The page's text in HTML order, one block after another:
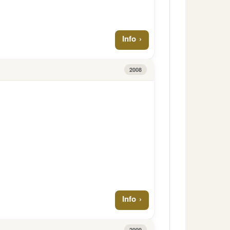
Info
2008
Info